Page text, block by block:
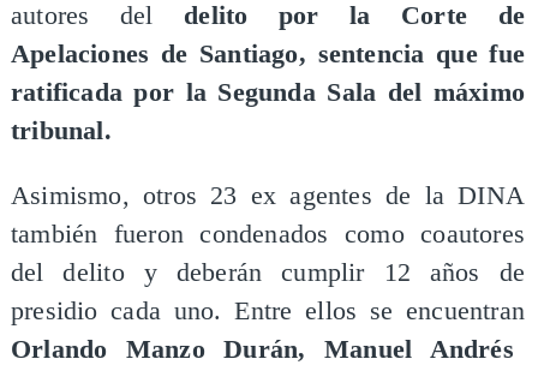
autores del delito por la Corte de
Apelaciones de Santiago, sentencia que fue
ratificada por la Segunda Sala del máximo
tribunal.
Asimismo, otros 23 ex agentes de la DINA
también fueron condenados como coautores
del delito y deberán cumplir 12 años de
presidio cada uno. Entre ellos se encuentran
Orlando Manzo Durán, Manuel Andrés